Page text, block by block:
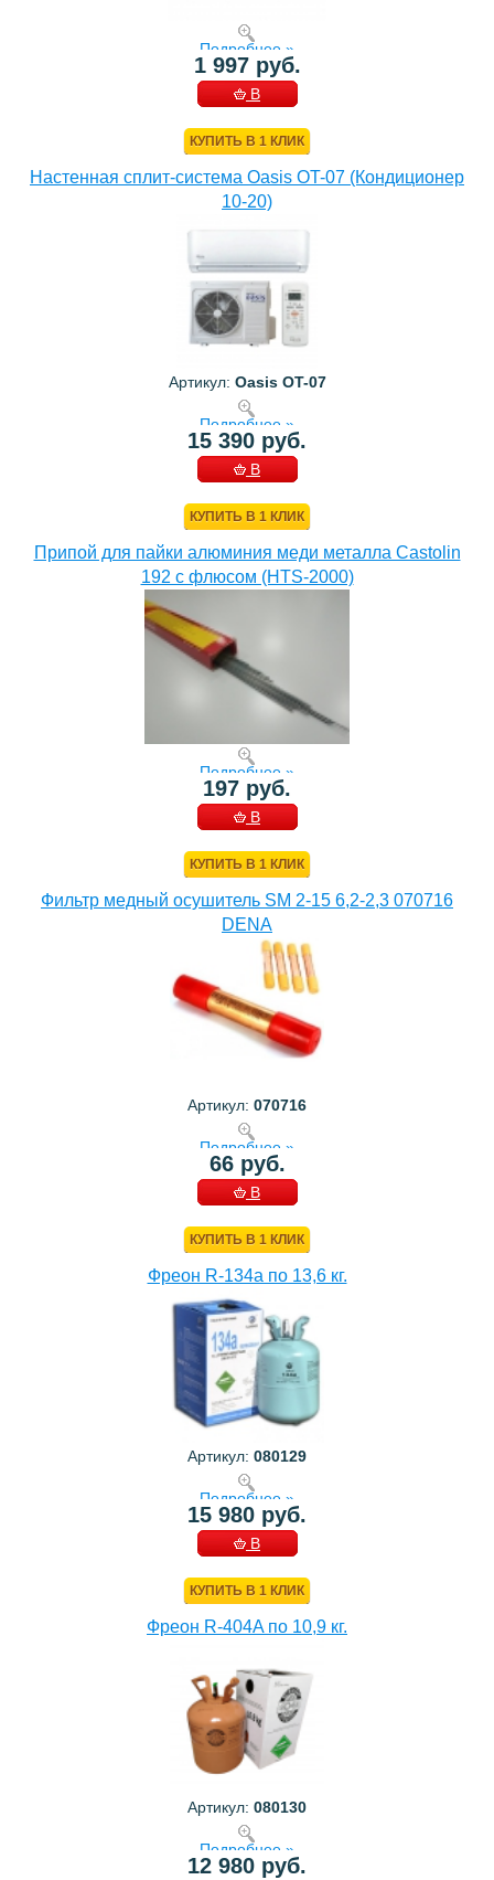
Подробнее »
1 997 руб.
В
КУПИТЬ В 1 КЛИК
Настенная сплит-система Oasis OT-07 (Кондиционер
10-20)
Артикул: Oasis OT-07
Подробнее »
15 390 руб.
В
КУПИТЬ В 1 КЛИК
Припой для пайки алюминия меди металла Castolin
192 с флюсом (HTS-2000)
Подробнее »
197 руб.
В
КУПИТЬ В 1 КЛИК
Фильтр медный осушитель SM 2-15 6,2-2,3 070716
DENA
Артикул: 070716
Подробнее »
66 руб.
В
КУПИТЬ В 1 КЛИК
Фреон R-134a по 13,6 кг.
Артикул: 080129
Подробнее »
15 980 руб.
В
КУПИТЬ В 1 КЛИК
Фреон R-404A по 10,9 кг.
Артикул: 080130
Подробнее »
12 980 руб.